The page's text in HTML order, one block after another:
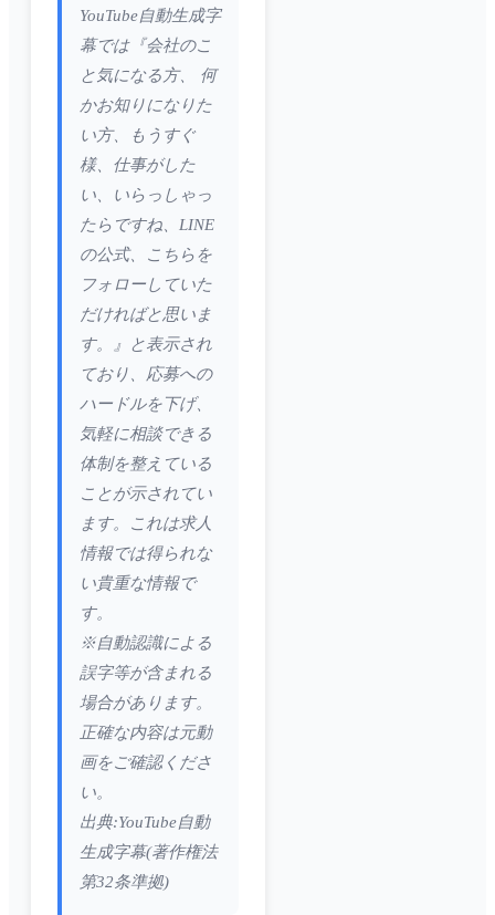
YouTube自動生成字
幕では『会社のこ
と気になる方、 何
かお知りになりた
い方、もうすぐ
様、仕事がした
い、いらっしゃっ
たらですね、LINE
の公式、こちらを
フォローしていた
だければと思いま
す。』と表示され
ており、応募への
ハードルを下げ、
気軽に相談できる
体制を整えている
ことが示されてい
ます。これは求人
情報では得られな
い貴重な情報で
す。
※自動認識による
誤字等が含まれる
場合があります。
正確な内容は元動
画をご確認くださ
い。
出典:YouTube自動
生成字幕(著作権法
第32条準拠)